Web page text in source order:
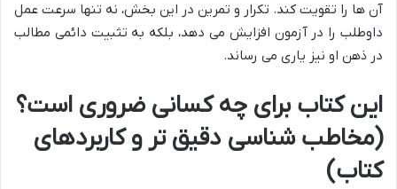
آن ها را تقویت کند. تکرار و تمرین در این بخش، نه تنها سرعت عمل
داوطلب را در آزمون افزایش می دهد، بلکه به تثبیت دائمی مطالب
در ذهن او نیز یاری می رساند.
این کتاب برای چه کسانی ضروری است؟
(مخاطب شناسی دقیق تر و کاربردهای
کتاب)